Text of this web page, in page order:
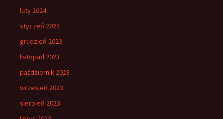
luty 2024
styczeń 2024
grudzień 2023
listopad 2023
październik 2023
wrzesień 2023
sierpień 2023